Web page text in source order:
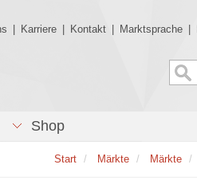
Karriere Kontakt Marktsprache
Shop
Start Märkte Märkte